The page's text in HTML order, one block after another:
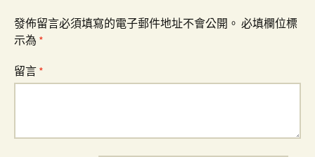
發佈留言必須填寫的電子郵件地址不會公開。 必填欄位標
示為 *
留言 *